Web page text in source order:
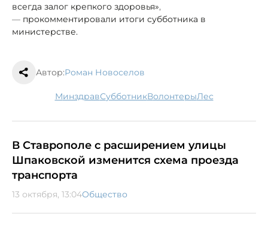
всегда залог крепкого здоровья»,
— прокомментировали итоги субботника в
министерстве.
Автор:Роман Новоселов
минздрав субботник волонтеры лес
В Ставрополе с расширением улицы
Шпаковской изменится схема проезда
транспорта
13 октября, 13:04Общество